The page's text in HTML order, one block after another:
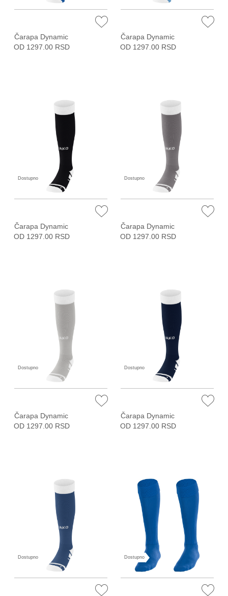
Čarapa Dynamic
OD 1297.00 RSD
Čarapa Dynamic
OD 1297.00 RSD
Dostupno
Čarapa Dynamic
OD 1297.00 RSD
Dostupno
Čarapa Dynamic
OD 1297.00 RSD
Dostupno
Čarapa Dynamic
OD 1297.00 RSD
Dostupno
Čarapa Dynamic
OD 1297.00 RSD
Dostupno Dostupno